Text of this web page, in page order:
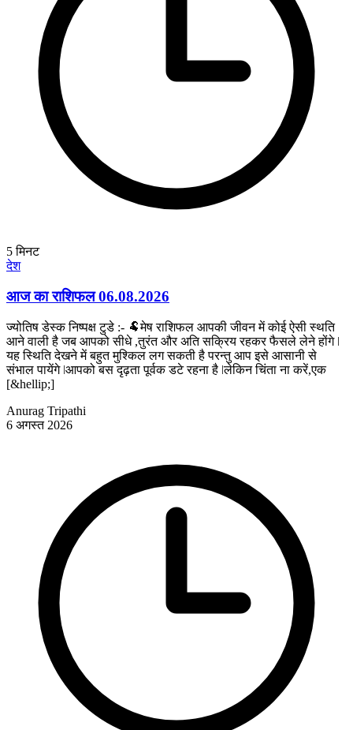
5मिनट
देश
आज का राशिफल 06.08.2026
ज्योतिष डेस्क निष्पक्ष टुडे :- 🐏मेष राशिफल आपकी जीवन में कोई ऐसी स्थति
आने वाली है जब आपको सीधे ,तुरंत और अति सक्रिय रहकर फैसले लेने होंगे ǀ
यह स्थिति देखने में बहुत मुश्किल लग सकती है परन्तु आप इसे आसानी से
संभाल पायेंगे ǀआपको बस दृढ़ता पूर्वक डटे रहना है ǀलेकिन चिंता ना करें,एक
[&hellip;]
Anurag Tripathi
6 अगस्त 2026